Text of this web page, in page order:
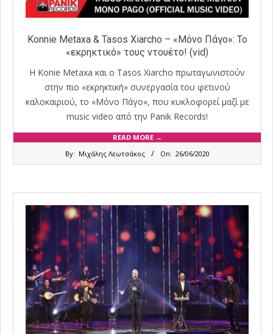
Konnie Metaxa & Tasos Xiarcho – «Μόνο Πάγο»: Το
«εκρηκτικό» τους ντουέτο! (vid)
Η Konie Metaxa και ο Tasos Xiarcho πρωταγωνιστούν
στην πιο «εκρηκτική» συνεργασία του φετινού
καλοκαιριού, το «Μόνο Πάγο», που κυκλοφορεί μαζί με
music video από την Panik Records!
READ MORE →
By: Μιχάλης Λεωτσάκος On: 26/06/2020